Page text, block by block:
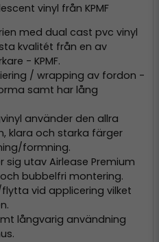
vinyl från KPMF
med dual cast pvc vinyl
kvalitét från en av
- KPMF.
/ wrapping av fordon -
samt har lång
använder den allra
klara och starka färger
formning.
sig utav Airlease Premium
bubbelfri montering.
vid applicering vilket
långvarig användning